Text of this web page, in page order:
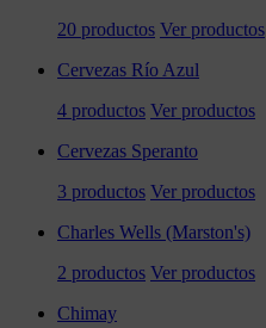
20 productos Ver productos
Cervezas Río Azul
4 productos Ver productos
Cervezas Speranto
3 productos Ver productos
Charles Wells (Marston's)
2 productos Ver productos
Chimay